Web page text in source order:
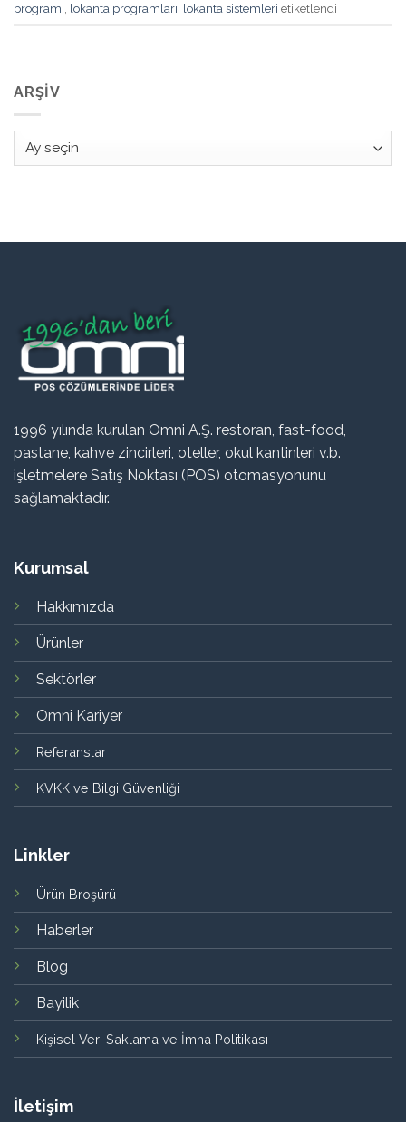
programı lokanta programları lokanta sistemleri etiketlendi
ARŞIV
Arşiv
1996 yılında kurulan Omni A.Ş. restoran, fast-food,
pastane, kahve zincirleri, oteller, okul kantinleri v.b.
işletmelere Satış Noktası (POS) otomasyonunu
sağlamaktadır.
Kurumsal
Hakkımızda
Ürünler
Sektörler
Omni Kariyer
Referanslar
KVKK ve Bilgi Güvenliği
Linkler
Ürün Broşürü
Haberler
Blog
Bayilik
Kişisel Veri Saklama ve İmha Politikası
İletişim